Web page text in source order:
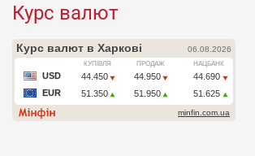
Курс валют